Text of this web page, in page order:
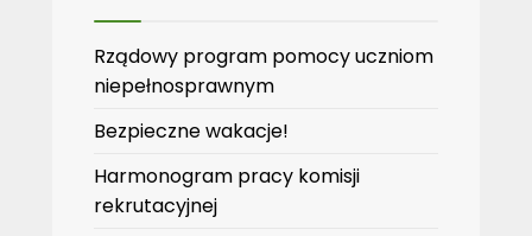
Rządowy program pomocy uczniom
niepełnosprawnym
Bezpieczne wakacje!
Harmonogram pracy komisji
rekrutacyjnej